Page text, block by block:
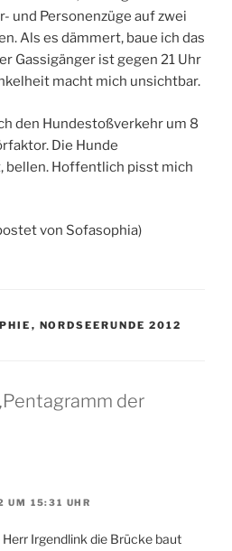
und Personenzüge auf zwei
Als es dämmert, baue ich das
Gassigänger ist gegen 21 Uhr
macht mich unsichtbar.
den Hundestoßverkehr um 8
Die Hunde
bellen. Hoffentlich pisst mich
von Sofasophia)
, NORDSEERUNDE 2012
der
UM 15:31 UHR
Irgendlink die Brücke baut